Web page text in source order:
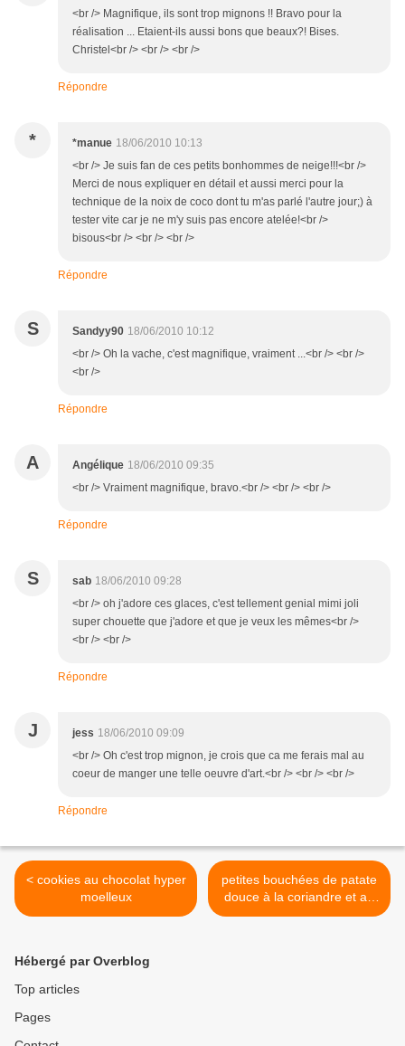
<br /> Magnifique, ils sont trop mignons !! Bravo pour la
réalisation ... Etaient-ils aussi bons que beaux?! Bises.
Christel<br /> <br /> <br />
Répondre
* *manue 18/06/2010 10:13
<br /> Je suis fan de ces petits bonhommes de neige!!!<br />
Merci de nous expliquer en détail et aussi merci pour la
technique de la noix de coco dont tu m'as parlé l'autre jour;) à
tester vite car je ne m'y suis pas encore atelée!<br />
bisous<br /> <br /> <br />
Répondre
S Sandyy90 18/06/2010 10:12
<br /> Oh la vache, c'est magnifique, vraiment ...<br /> <br />
<br />
Répondre
A Angélique 18/06/2010 09:35
<br /> Vraiment magnifique, bravo.<br /> <br /> <br />
Répondre
S sab 18/06/2010 09:28
<br /> oh j'adore ces glaces, c'est tellement genial mimi joli
super chouette que j'adore et que je veux les mêmes<br />
<br /> <br />
Répondre
J jess 18/06/2010 09:09
<br /> Oh c'est trop mignon, je crois que ca me ferais mal au
coeur de manger une telle oeuvre d'art.<br /> <br /> <br />
Répondre
< cookies au chocolat hyper
moelleux
petites bouchées de patate
douce à la coriandre et au
poulet >
Hébergé par Overblog
Top articles
Pages